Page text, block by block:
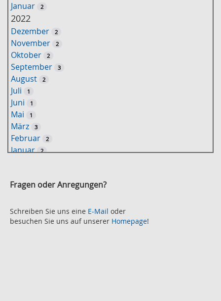
ü
w
o
r
u
c
Januar 2
2022
Dezember 2
November 2
Oktober 2
September 3
August 2
Juli 1
Juni 1
Mai 1
März 3
Februar 2
Januar 2
Oktober 2
August 2
Juli 2
Fragen oder Anregungen?
Schreiben Sie uns eine E-Mail oder
besuchen Sie uns auf unserer Homepage!